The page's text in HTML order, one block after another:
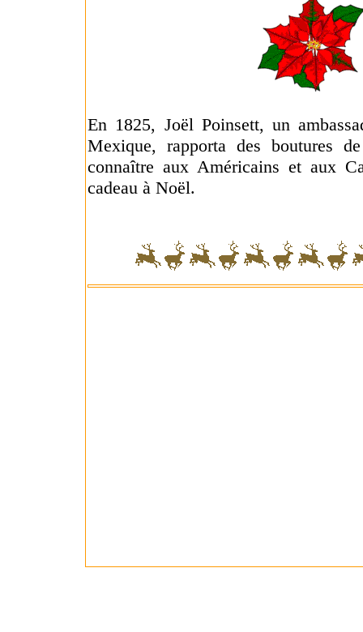
En 1825, Joël Poinsett, un
Mexique, rapporta des boutures
connaître aux Américains et aux
cadeau à Noël.